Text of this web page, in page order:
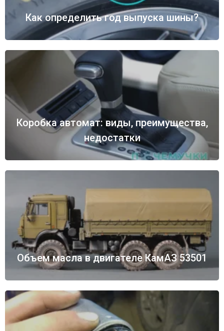
Как определить год выпуска шины?
Коробка автомат: виды, преимущества,
недостатки
Объем масла в двигателе КамАЗ 53501